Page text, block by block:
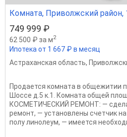
Комната, Приволжский район,
749 999 ₽
62 500 ₽ за м2
Ипотека от 1 667 ₽ в месяц
Астраханская область,
Продается комната в общежитии
Шоссе д.5 к.1. Комната общей
КОСМЕТИЧЕСКИЙ РЕМОНТ: —
ремонт, — установлены счетчик
полу линолеум, — имеется